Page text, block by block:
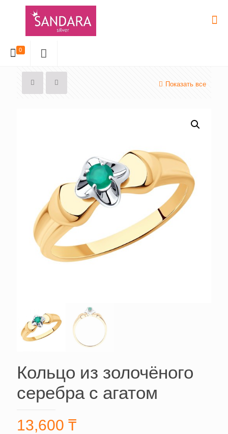
0
Показать все
Кольцо из золочёного
серебра с агатом
13,600 ₸